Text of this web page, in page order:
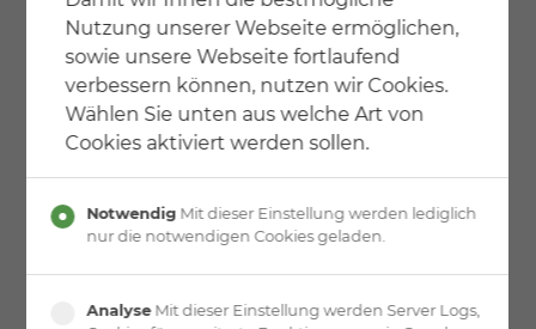
Pfosten. Geländerstäbe als Rundstahl.
Oberfläche
Alle Stahlteile gundiert zum bauseitigen Endanstrich.
Nutzung unserer Webseite ermöglichen,
sowie unsere Webseite fortlaufend
verbessern können, nutzen wir Cookies.
Wählen Sie unten aus welche Art von
Cookies aktiviert werden sollen.
Notwendig Mit dieser Einstellung werden lediglich
nur die notwendigen Cookies geladen.
Analyse Mit dieser Einstellung werden Server Logs,